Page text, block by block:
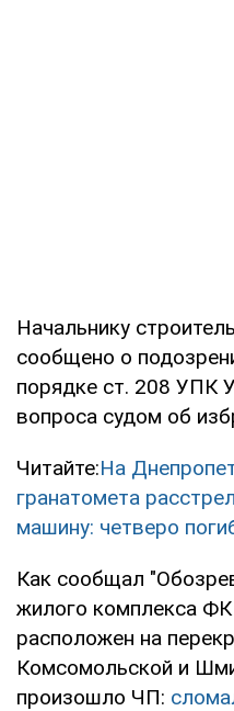
Начальнику
сообщено о
порядке ст. 208 УПК
вопроса судом об
Читайте:На
гранатомета
машину: четверо
Как сообщал
жилого комплекса
расположен на
Комсомольской и
произошло ЧП: